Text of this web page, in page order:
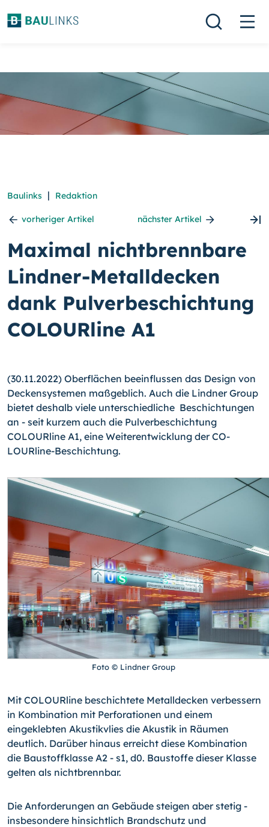
Baulinks | Redaktion
vorheriger Artikel nächster Artikel
Maximal nichtbrennbare
Lindner-Metalldecken
dank Pulverbeschichtung
COLOURline A1
(30.11.2022) Oberflächen beeinflussen das Design von
Deckensystemen maßgeblich. Auch die Lindner Group
bietet deshalb viele unterschiedliche Beschichtungen
an - seit kurzem auch die Pulverbeschichtung
COLOURline A1, eine Weiterentwicklung der CO­
LOURline-Beschichtung.
Foto © Lindner Group
Mit COLOURline beschichtete Metalldecken verbessern
in Kombination mit Perforationen und einem
eingeklebten Akustikvlies die Akustik in Räumen
deutlich. Darüber hinaus erreicht diese Kombination
die Baustoffklasse A2 - s1, d0. Baustoffe dieser Klasse
gelten als nichtbrennbar.
Die Anforderungen an Gebäude steigen aber stetig -
insbesondere hinsichtlich Brandschutz und